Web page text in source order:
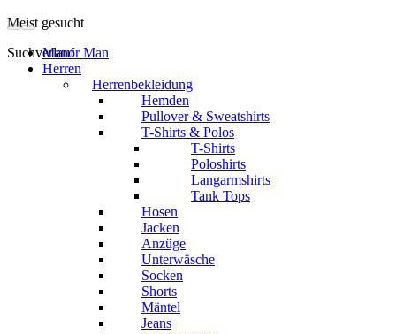
Meist gesucht
SuchverlaufManor Man
Herren
Herrenbekleidung
Hemden
Pullover & Sweatshirts
T-Shirts & Polos
T-Shirts
Poloshirts
Langarmshirts
Tank Tops
Hosen
Jacken
Anzüge
Unterwäsche
Socken
Shorts
Mäntel
Jeans